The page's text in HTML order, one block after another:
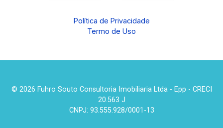
Política de Privacidade
Termo de Uso
© 2026 Fuhro Souto Consultoria Imobiliaria Ltda - Epp - CRECI
20.563 J
CNPJ: 93.555.928/0001-13